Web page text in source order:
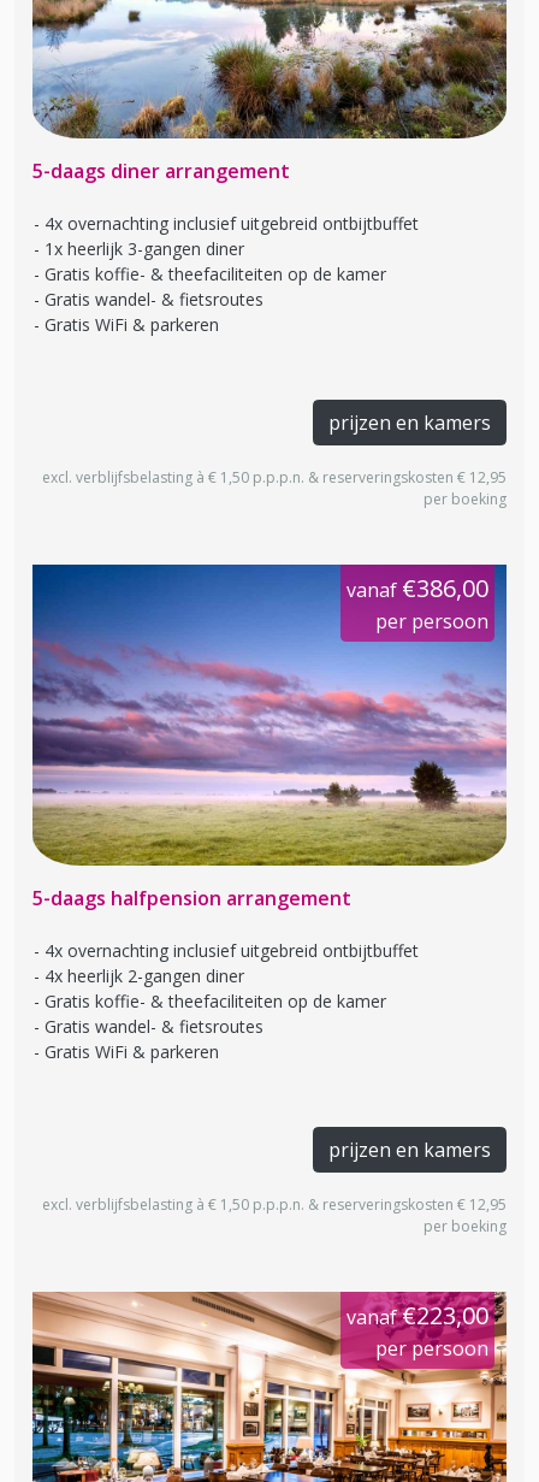
5-daags diner arrangement
4x overnachting inclusief uitgebreid ontbijtbuffet
1x heerlijk 3-gangen diner
Gratis koffie- & theefaciliteiten op de kamer
Gratis wandel- & fietsroutes
Gratis WiFi & parkeren
prijzen en kamers
excl. verblijfsbelasting à € 1,50 p.p.p.n. & reserveringskosten € 12,95
per boeking
vanaf €386,00
per persoon
5-daags halfpension arrangement
4x overnachting inclusief uitgebreid ontbijtbuffet
4x heerlijk 2-gangen diner
Gratis koffie- & theefaciliteiten op de kamer
Gratis wandel- & fietsroutes
Gratis WiFi & parkeren
prijzen en kamers
excl. verblijfsbelasting à € 1,50 p.p.p.n. & reserveringskosten € 12,95
per boeking
vanaf€223,00
per persoon